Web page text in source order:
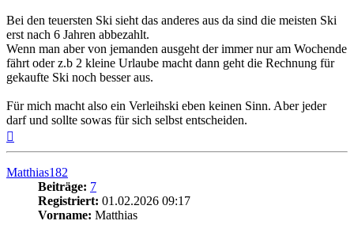
Bei den teuersten Ski sieht das anderes aus da sind die meisten Ski
erst nach 6 Jahren abbezahlt.
Wenn man aber von jemanden ausgeht der immer nur am Wochende
fährt oder z.b 2 kleine Urlaube macht dann geht die Rechnung für
gekaufte Ski noch besser aus.
Für mich macht also ein Verleihski eben keinen Sinn. Aber jeder
darf und sollte sowas für sich selbst entscheiden.
Matthias182
Beiträge: 7
Registriert: 01.02.2026 09:17
Vorname: Matthias